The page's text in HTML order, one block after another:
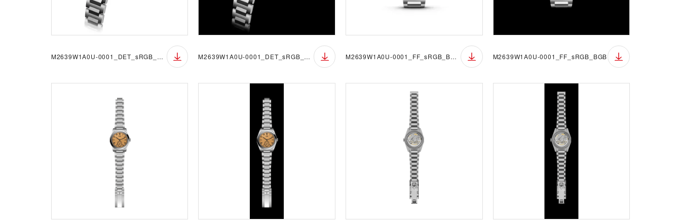
M2639W1A0U-0001_DET_sRGB_BGW M2639W1A0U-0001_DET_sRGB_BGB M2639W1A0U-0001_FF_sRGB_BGW M2639W1A0U-0001_FF_sRGB_BGB